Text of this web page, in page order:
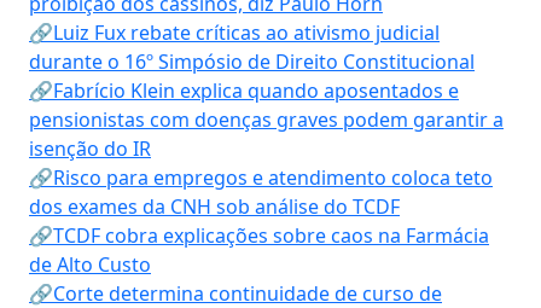
🔗Luiz Fux rebate críticas ao ativismo judicial
durante o 16º Simpósio de Direito Constitucional
🔗Fabrício Klein explica quando aposentados e
pensionistas com doenças graves podem garantir a
isenção do IR
🔗Risco para empregos e atendimento coloca teto
dos exames da CNH sob análise do TCDF
🔗TCDF cobra explicações sobre caos na Farmácia
de Alto Custo
🔗Corte determina continuidade de curso de